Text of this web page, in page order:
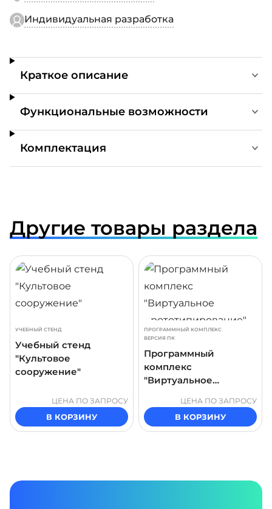
Индивидуальная разработка
Краткое описание
Функциональные возможности
Комплектация
Другие товары раздела
УЧЕБНЫЙ СТЕНД
Учебный стенд
"Культовое
сооружение"
ЦЕНА ПО ЗАПРОСУ
В КОРЗИНУ
ПРОГРАММНЫЙ КОМПЛЕКС
ВЕРСИЯ ПК
Программный
комплекс
"Виртуальное
ЦЕНА ПО ЗАПРОСУ
В КОРЗИНУ
ПОДРОБНЕЕ